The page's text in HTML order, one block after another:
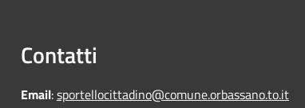
Contatti
Email:sportellocittadino@comune.orbassano.to.it